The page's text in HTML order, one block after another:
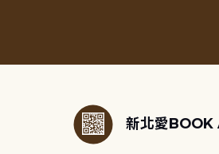
新北愛BOOK